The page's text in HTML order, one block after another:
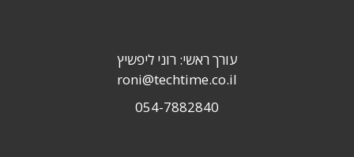
עורך ראשי: רוני ליפשיץ
roni@techtime.co.il
054-7882840